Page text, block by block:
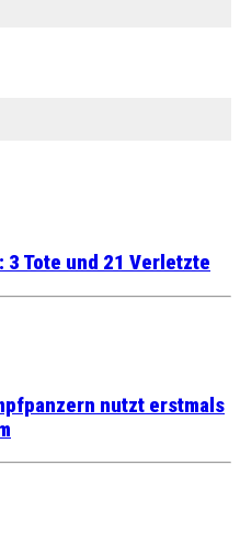
3 Tote und 21 Verletzte
nutzt erstmals